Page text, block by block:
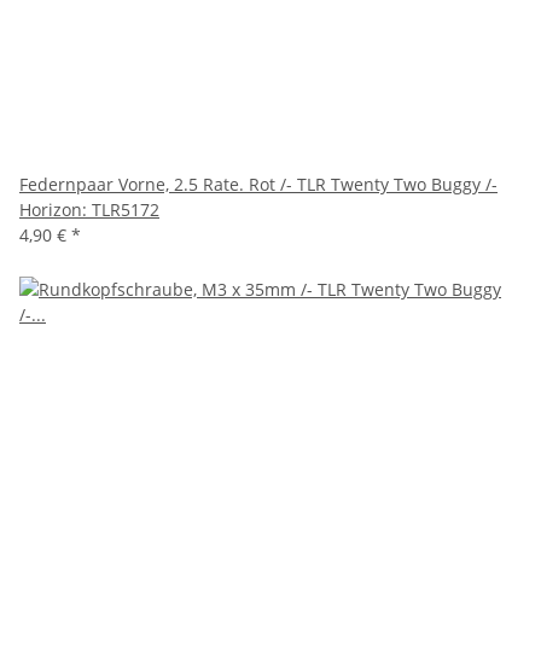
Federnpaar Vorne, 2.5 Rate. Rot /- TLR Twenty Two Buggy /-
Horizon: TLR5172
4,90 € *